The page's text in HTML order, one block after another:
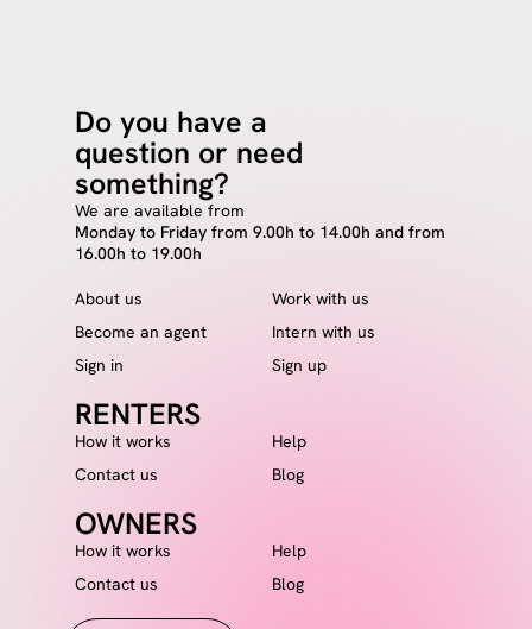
Do you have a
question or need
something?
We are available from
Monday to Friday from 9.00h to 14.00h and from
16.00h to 19.00h
About us
Work with us
Become an agent
Intern with us
Sign in
Sign up
RENTERS
How it works
Help
Contact us
Blog
OWNERS
How it works
Help
Contact us
Blog